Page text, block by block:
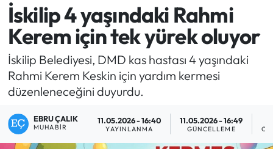
İskilip 4 yaşındaki Rahmi
Kerem için tek yürek oluyor
İskilip Belediyesi, DMD kas hastası 4 yaşındaki
Rahmi Kerem Keskin için yardım kermesi
düzenleneceğini duyurdu.
EBRU ÇALIK
MUHABIR
11.05.2026 - 16:40
YAYINLANMA
11.05.2026 - 16:49
GÜNCELLEME
Bilgi - Keşfet Haberleri
Bilim ve Teknoloji
Boğazkale Haberleri
Çorum Son Dakika Haberleri
Çorum Namaz Vakitleri
Çorum Trafik Yoğunluk Haritası
TFF 1.Lig Puan Durumu ve Fikstür
Son Dakika Haberleri